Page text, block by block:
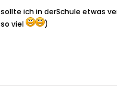
sollte ich in derSchule etwas
so viel
)